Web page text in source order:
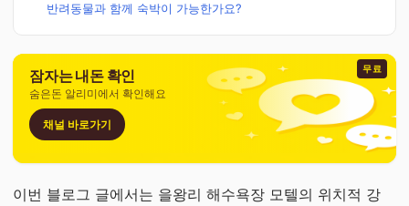
반려동물과 함께 숙박이 가능한가요?
무료
잠자는 내돈 확인
숨은돈 알리미에서 확인해요
채널 바로가기
이번 블로그 글에서는 을왕리 해수욕장 모텔의 위치적 강